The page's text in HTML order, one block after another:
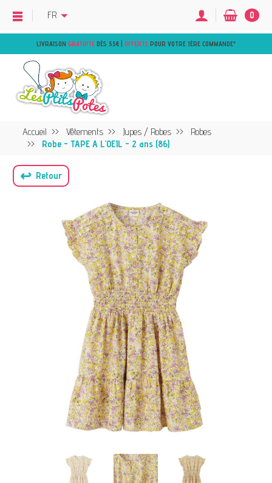
LIVRAISON GRATUITE DÈS 55€ | OFFERTE POUR VOTRE 1ÈRE COMMANDE*
FR 0
Accueil Vêtements Jupes / Robes
Robes
Robe - TAPE A L'OEIL - 2 ans (86)
↩ Retour